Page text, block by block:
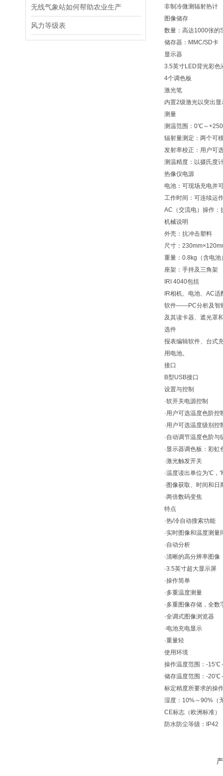
无线气象站如何帮助农业生产
风力等级表
非制冷微测辐射热计
图像储存
数量：高达1000张的
储存器：MMC/SD卡
显示器
3.5英寸LED背光彩色
4个调色板
激光笔
内置2级激光以突出
测量
测温范围：0℃～
辐射量测定：两个可
发射率校正：用户可
测温精度：以摄氏度
热像仪电源
电池：可现场充电并
工作时间：可连续运
AC（交流电）操作：
机械说明
外壳：抗冲击塑料
尺寸：
重量：0.8kg（含电池
座架：手持及三角架
IRI 4040包括
IR相机、电池、AC
软件——PC分析及智
及其读卡器、遮光罩
选件
报表编辑软件、台式
用电池。
接口
B型USB接口
设置与控制
·软开关电源控制
·用户可选温度色阶控
·用户可选温度级别控
·自动调节温度色阶与
·显示器调色板：彩
·激光触发开关
·温度读出单位为℃，
·图像获取、时间和日
·两倍数码变焦
特点
·热/冷自动搜索功能
·实时图像和温度测量
·自动分析
·清晰的高分辨率图像
·3.5英寸超大显示屏
·操作简单
·多重温度测量
·多重图像存储，全数
·全调式图像浏览器
·电池充电显示
·重量轻
使用环境
操作温度范围：-
储存温度范围：-
标定精度所要求的操
湿度：10%～90%（
CE标志（欧洲标准）
防水防尘等级：IP42